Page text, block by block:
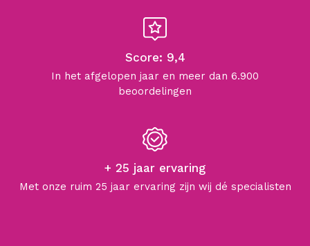
Score: 9,4
In het afgelopen jaar en meer dan 6.900
beoordelingen
+ 25 jaar ervaring
Met onze ruim 25 jaar ervaring zijn wij dé specialisten